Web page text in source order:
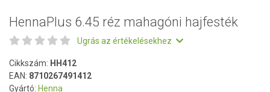
HennaPlus 6.45 réz mahagóni hajfesték
Ugrás az értékelésekhez
Cikkszám: HH412
EAN: 8710267491412
Gyártó: Henna